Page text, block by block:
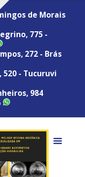
de Morais
775 -
272 - Brás
520 - Tucuruvi
984